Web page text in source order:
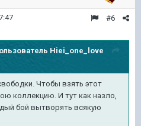
#6
Hiei_one_love
Чтобы взять этот
коллекцию. И тут как назло,
бой вытворять всякую